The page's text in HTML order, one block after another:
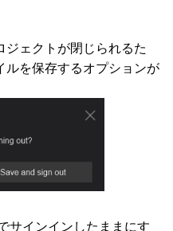
ェクトが閉じられるた
を保存するオプションが
サインインしたままにす